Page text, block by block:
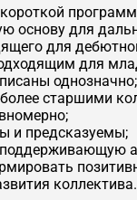
основу для
для
для
однозначно;
более старшими
и предсказуемы;
коллектива.